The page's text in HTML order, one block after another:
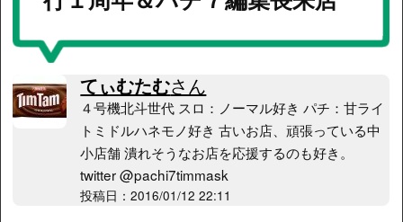
てぃむたむさん
４号機北斗世代 スロ：ノーマル好き パチ：甘ライ
トミドルハネモノ好き 古いお店、頑張っている中
小店舗 潰れそうなお店を応援するのも好き。
twitter @pachi7timmask
投稿日：2016/01/12 22:11